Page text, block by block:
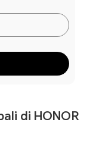
di HONOR